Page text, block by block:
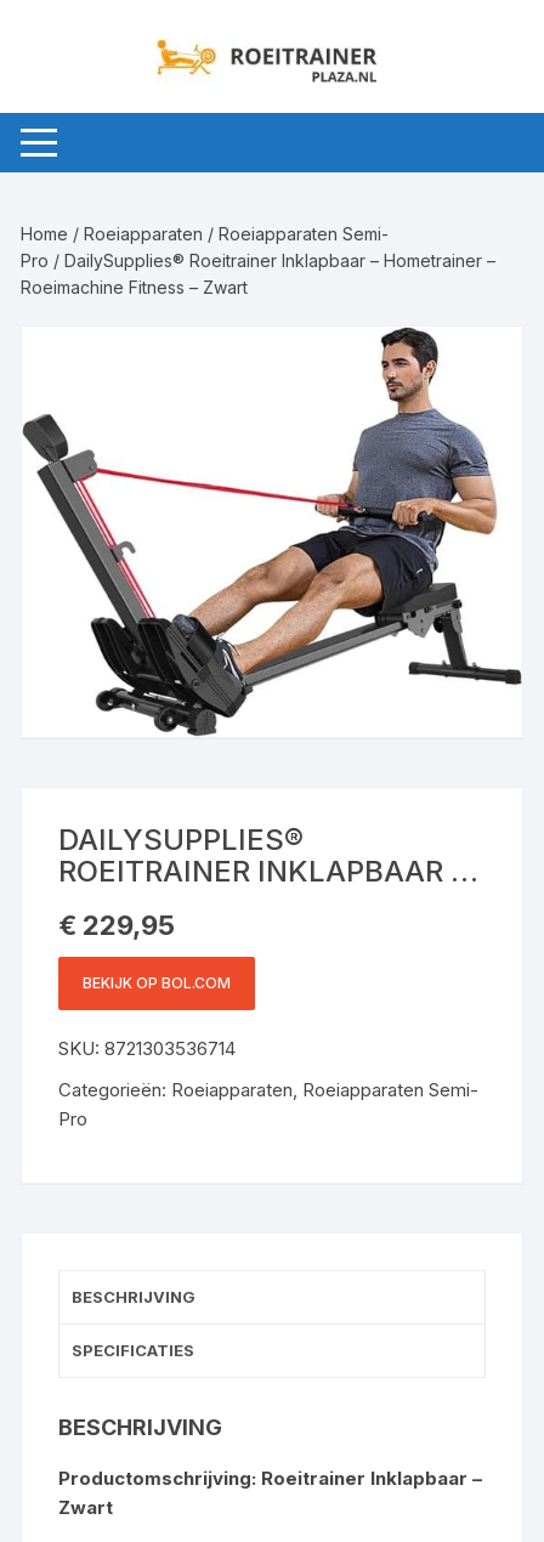
Home /Roeiapparaten /Roeiapparaten Semi-
Pro / DailySupplies® Roeitrainer Inklapbaar – Hometrainer –
Roeimachine Fitness – Zwart
DAILYSUPPLIES®
ROEITRAINER INKLAPBAAR –
ROEIMACHINE FITNESS –
ZWART
€ 229,95
BEKIJK OP BOL.COM
SKU:8721303536714
Categorieën: Roeiapparaten, Roeiapparaten Semi-
Pro
BESCHRIJVING
SPECIFICATIES
BESCHRIJVING
Productomschrijving: Roeitrainer Inklapbaar –
Zwart